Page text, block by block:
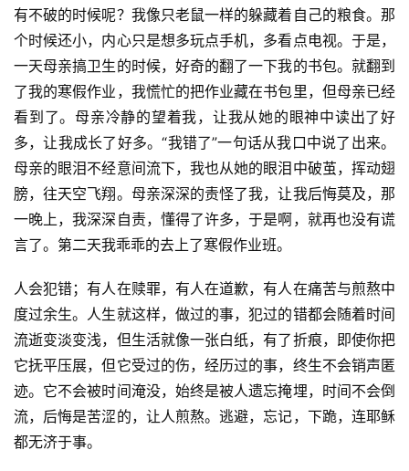
有不破的时候呢？我像只老鼠一样的躲藏着自己的粮食。那
个时候还小，内心只是想多玩点手机，多看点电视。于是，
一天母亲搞卫生的时候，好奇的翻了一下我的书包。就翻到
了我的寒假作业，我慌忙的把作业藏在书包里，但母亲已经
看到了。母亲冷静的望着我，让我从她的眼神中读出了好
多，让我成长了好多。“我错了”一句话从我口中说了出来。
母亲的眼泪不经意间流下，我也从她的眼泪中破茧，挥动翅
膀，往天空飞翔。母亲深深的责怪了我，让我后悔莫及，那
一晚上，我深深自责，懂得了许多，于是啊，就再也没有谎
言了。第二天我乖乖的去上了寒假作业班。
人会犯错；有人在赎罪，有人在道歉，有人在痛苦与煎熬中
度过余生。人生就这样，做过的事，犯过的错都会随着时间
流逝变淡变浅，但生活就像一张白纸，有了折痕，即使你把
它抚平压展，但它受过的伤，经历过的事，终生不会销声匿
迹。它不会被时间淹没，始终是被人遗忘掩埋，时间不会倒
流，后悔是苦涩的，让人煎熬。逃避，忘记，下跪，连耶稣
都无济于事。